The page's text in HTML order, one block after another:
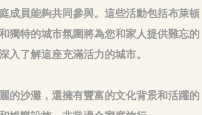
成員能夠共同參與。這些活動包括布萊頓
獨特的城市氛圍將為您和家人提供難忘的
入了解這座充滿活力的城市。
的沙灘，還擁有豐富的文化背景和活躍的